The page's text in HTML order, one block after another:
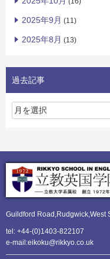
2025年9月 (11)
2025年8月 (13)
過去記事
Guildford Road,Rudgwick,West
tel: +44-(0)1403-822107
e-mail:eikoku@rikkyo.co.uk